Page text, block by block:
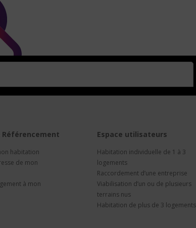
Référencement
habitation
de mon
à mon
Espace utilisateurs
Habitation individuelle de 1 à 3
logements
Raccordement d’une entreprise
Viabilisation d’un ou de plusieurs
terrains nus
Habitation de plus de 3 logements